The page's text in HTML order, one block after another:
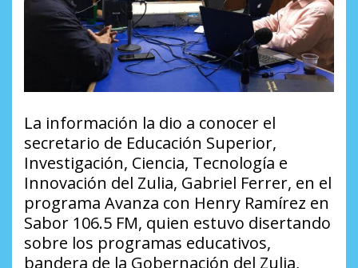
La información la dio a conocer el
secretario de Educación Superior,
Investigación, Ciencia, Tecnología e
Innovación del Zulia, Gabriel Ferrer, en el
programa Avanza con Henry Ramírez en
Sabor 106.5 FM, quien estuvo disertando
sobre los programas educativos,
bandera de la Gobernación del Zulia,